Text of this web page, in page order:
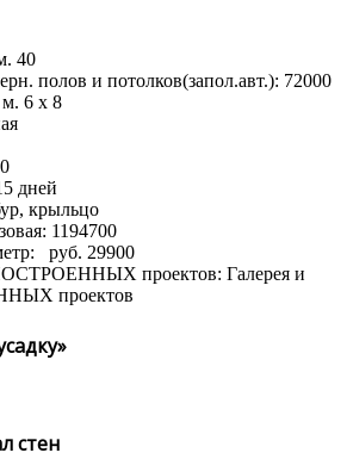
40
полов и потолков(запол.авт.): 72000
м. 6 x 8
дней
крыльцо
1194700
руб. 29900
ПОСТРОЕННЫХ проектов: Галерея и
проектов
стен